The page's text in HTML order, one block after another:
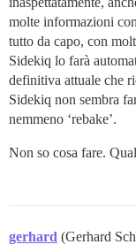
molte informazioni
tutto da capo, con
Sidekiq lo farà
definitiva attuale che
Sidekiq non sembra
nemmeno ‘rebake’.
Non so cosa fare.
gerhard (Gerhard